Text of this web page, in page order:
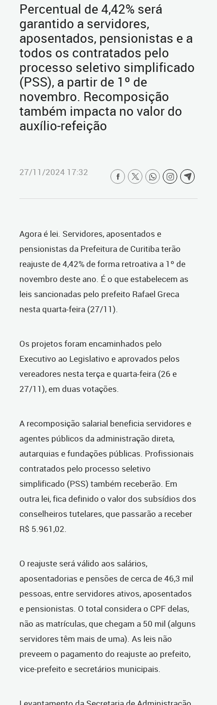
Percentual de 4,42% será
garantido a servidores,
aposentados, pensionistas e a
todos os contratados pelo
processo seletivo simplificado
(PSS), a partir de 1º de
novembro. Recomposição
também impacta no valor do
auxílio-refeição
27/11/2024 17:32
Agora é lei. Servidores, aposentados e
pensionistas da Prefeitura de Curitiba terão
reajuste de 4,42% de forma retroativa a 1º de
novembro deste ano. É o que estabelecem as
leis sancionadas pelo prefeito Rafael Greca
nesta quarta-feira (27/11).
Os projetos foram encaminhados pelo
Executivo ao Legislativo e aprovados pelos
vereadores nesta terça e quarta-feira (26 e
27/11), em duas votações.
A recomposição salarial beneficia servidores e
agentes públicos da administração direta,
autarquias e fundações públicas. Profissionais
contratados pelo processo seletivo
simplificado (PSS) também receberão. Em
outra lei, fica definido o valor dos subsídios dos
conselheiros tutelares, que passarão a receber
R$ 5.961,02.
O reajuste será válido aos salários,
aposentadorias e pensões de cerca de 46,3 mil
pessoas, entre servidores ativos, aposentados
e pensionistas. O total considera o CPF delas,
não as matrículas, que chegam a 50 mil (alguns
servidores têm mais de uma). As leis não
preveem o pagamento do reajuste ao prefeito,
vice-prefeito e secretários municipais.